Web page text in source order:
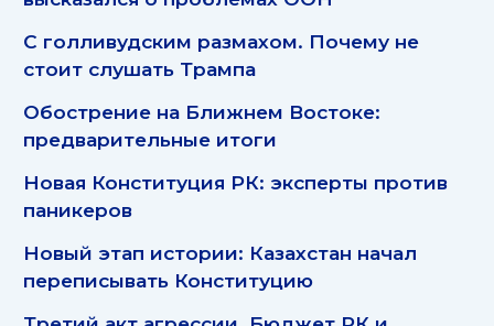
С голливудским размахом. Почему не
стоит слушать Трампа
Обострение на Ближнем Востоке:
предварительные итоги
Новая Конституция РК: эксперты против
паникеров
Новый этап истории: Казахстан начал
переписывать Конституцию